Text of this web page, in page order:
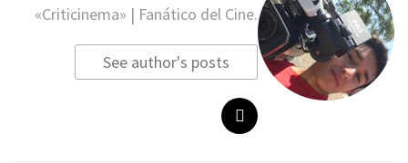
«Criticinema» | Fanático del Cine.
See author's posts